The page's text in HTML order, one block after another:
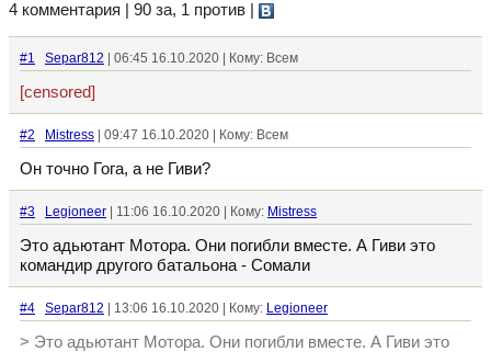
4 комментария | 90 за, 1 против
#1 Separ812 | 06:45 16.10.2020 | Кому: Всем
[censored]
#2 Mistress | 09:47 16.10.2020 | Кому: Всем
Он точно Гога, а не Гиви?
#3 Legioneer | 11:06 16.10.2020 | Кому: Mistress
Это адьютант Мотора. Они погибли вместе. А Гиви это
командир другого батальона - Сомали
#4 Separ812 | 13:06 16.10.2020 | Кому: Legioneer
> Это адьютант Мотора. Они погибли вместе. А Гиви это